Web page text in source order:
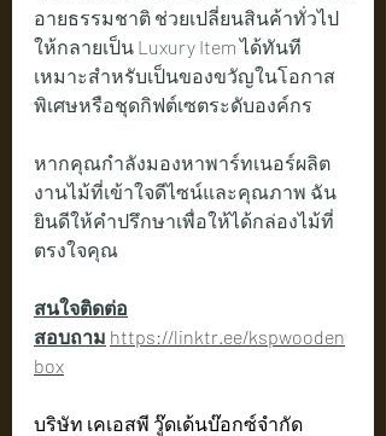
อายธรรมชาติ ช่วยเปลี่ยนสินค้าทั่วไป
ให้กลายเป็น Luxury Item ได้ทันที
เหมาะสำหรับเป็นของขวัญในโอกาส
พิเศษหรือชุดกิฟต์เซตระดับองค์กร
หากคุณกำลังมองหาพาร์ทเนอร์ผลิต
งานไม้ที่เข้าใจดีไซน์และคุณภาพ ฉัน
ยินดีให้คำปรึกษาเพื่อให้ได้กล่องไม้ที่
ตรงใจคุณ
สนใจติดต่อ
สอบถาม https://linktr.ee/kspwooden
box
บริษัท เคเอสพี วู๊ดเด้นบ๊อกซ์จำกัด